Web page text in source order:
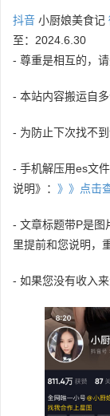
抖音 小厨娘美食记
至：2024.6.30
- 尊重是相互的，
- 本站内容搬运自
- 为防止下次找不到
- 手机解压用es文
说明》： 》》点击
- 文章标题带P是图
里提前和您说明，
- 如果您没有收入